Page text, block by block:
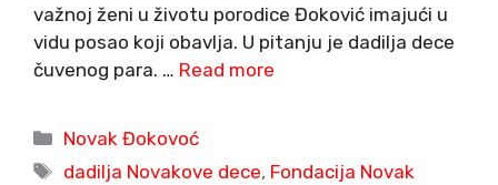
važnoj ženi u životu porodice Đoković imajući u
vidu posao koji obavlja. U pitanju je dadilja dece
čuvenog para. … Read more
Categories
Novak Đokovoć
Tags
dadilja Novakove dece, Fondacija Novak